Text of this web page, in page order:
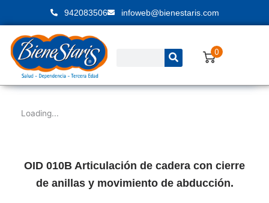
contenido
942083506 infoweb@bienestaris.com
0
Loading...
OID 010B Articulación de cadera con cierre
de anillas y movimiento de abducción.